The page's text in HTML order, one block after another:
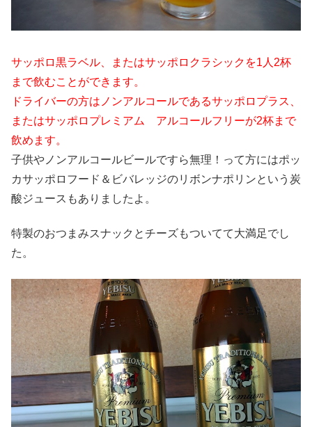
サッポロ黒ラベル、またはサッポロクラシックを1人2杯
まで飲むことができます。
ドライバーの方はノンアルコールであるサッポロプラス、
またはサッポロプレミアム アルコールフリーが2杯まで
飲めます。
子供やノンアルコールビールですら無理！って方にはポッ
カサッポロフード＆ビバレッジのリボンナポリンという炭
酸ジュースもありましたよ。
特製のおつまみスナックとチーズもついてて大満足でし
た。